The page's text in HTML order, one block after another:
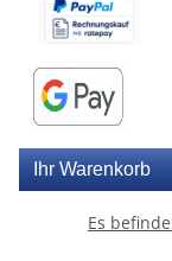
Ihr Warenkorb
Es